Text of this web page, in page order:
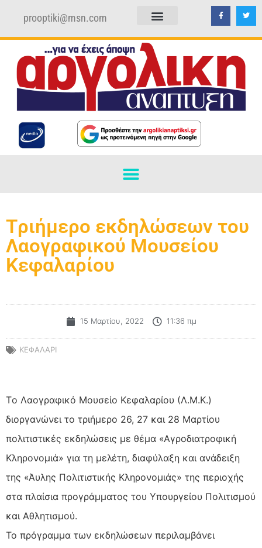
prooptiki@msn.com
Tριήμερο εκδηλώσεων του
Λαογραφικού Μουσείου
Κεφαλαρίου
15 Μαρτίου, 2022 11:36 πμ
ΚΕΦΑΛΑΡΙ
Tο Λαογραφικό Μουσείο Κεφαλαρίου (Λ.Μ.Κ.)
διοργανώνει το τριήμερο 26, 27 και 28 Μαρτίου
πολιτιστικές εκδηλώσεις με θέμα «Αγροδιατροφική
Κληρονομιά» για τη μελέτη, διαφύλαξη και ανάδειξη
της «Άυλης Πολιτιστικής Κληρονομιάς» της περιοχής
στα πλαίσια προγράμματος του Υπουργείου Πολιτισμού
και Αθλητισμού.
Το πρόγραμμα των εκδηλώσεων περιλαμβάνει